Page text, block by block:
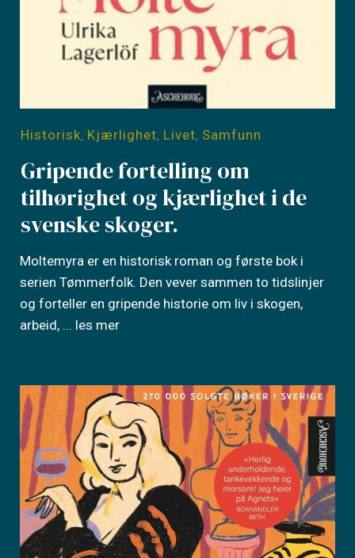
Historisk Kjærlighet Livet Samfunn
Gripende fortelling om
tilhørighet og kjærlighet i de
svenske skoger.
Moltemyra er en historisk roman og første bok i
serien Tømmerfolk. Den vever sammen to tidslinjer
og forteller en gripende historie om liv i skogen,
arbeid, ... les mer